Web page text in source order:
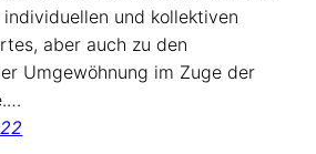
und kollektiven
aber auch zu den
Umgewöhnung im Zuge der